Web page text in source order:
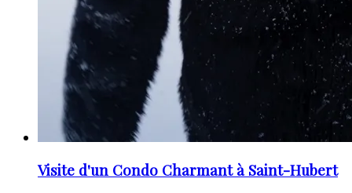
Visite d'un Condo Charmant à Saint-Hubert